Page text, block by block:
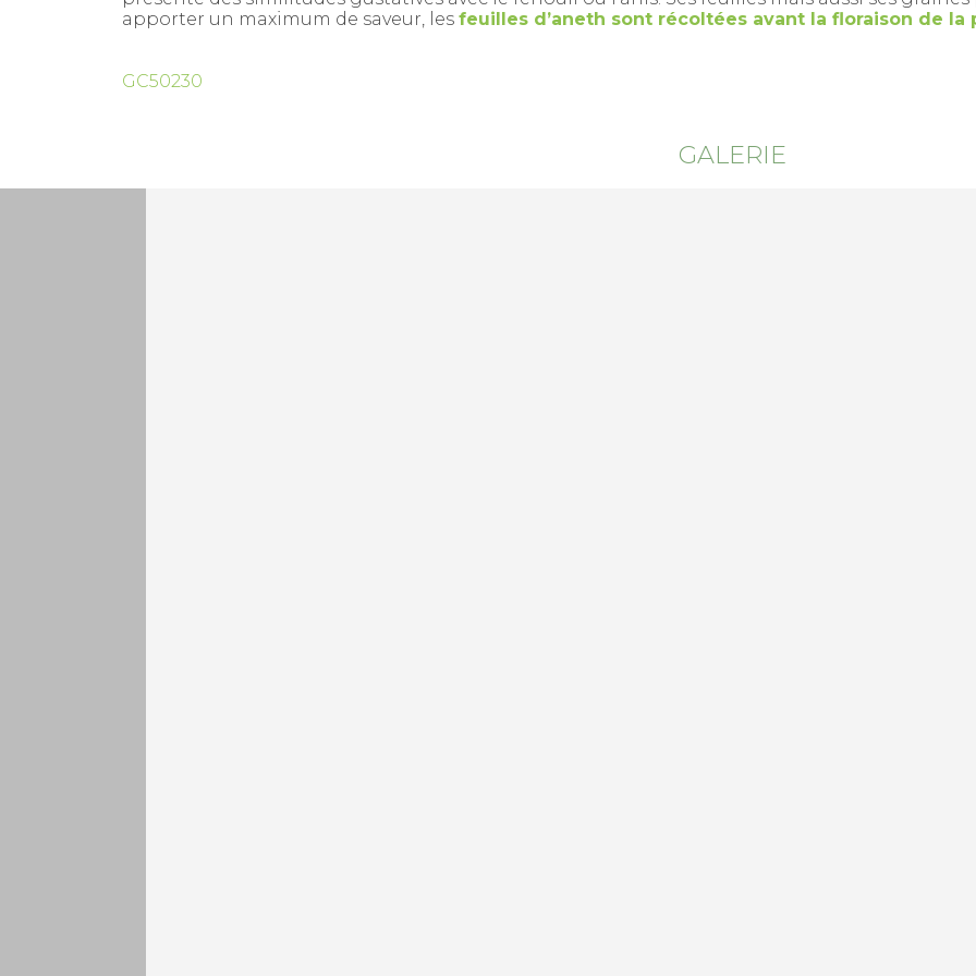
apporter un maximum de saveur, les feuilles d’aneth sont récoltées avant la floraison de la
GC50230
GALERIE